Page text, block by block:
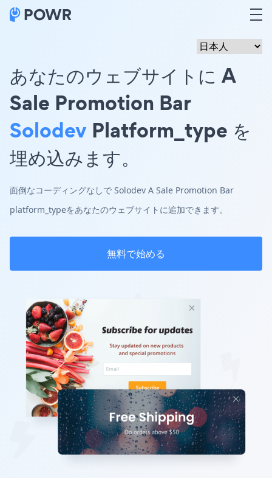
あなたのウェブサイトに A
Sale Promotion Bar
Solodev Platform_type を
埋め込みます。
面倒なコーディングなしで Solodev A Sale Promotion Bar
platform_typeをあなたのウェブサイトに追加できます。
無料で始める